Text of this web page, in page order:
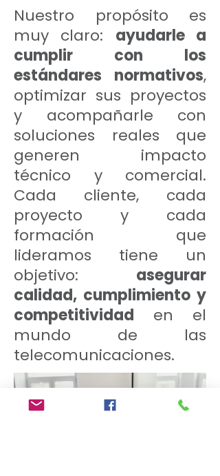
Nuestro propósito es
muy claro: ayudarle a
cumplir con los
estándares normativos,
optimizar sus proyectos
y acompañarle con
soluciones reales que
generen impacto
técnico y comercial.
Cada cliente, cada
proyecto y cada
formación que
lideramos tiene un
objetivo: asegurar
calidad, cumplimiento y
competitividad en el
mundo de las
telecomunicaciones.